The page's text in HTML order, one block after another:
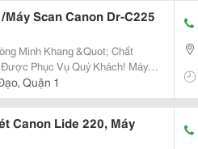
Scan Canon Dr-C225
&Quot; Chất
/ Dr-C225 Vui Lòng
Quận 1
Canon Lide 220, Máy